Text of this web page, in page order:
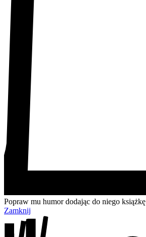
Popraw mu humor dodając do niego książkę
Zamknij
Przejdź
Przejdź
Przejdź
Przejdź